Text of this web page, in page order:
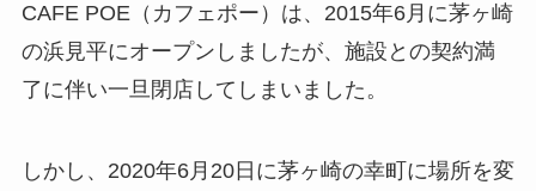
CAFE POE（カフェポー）は、2015年6月に茅ヶ崎
の浜見平にオープンしましたが、施設との契約満
了に伴い一旦閉店してしまいました。
しかし、2020年6月20日に茅ヶ崎の幸町に場所を変